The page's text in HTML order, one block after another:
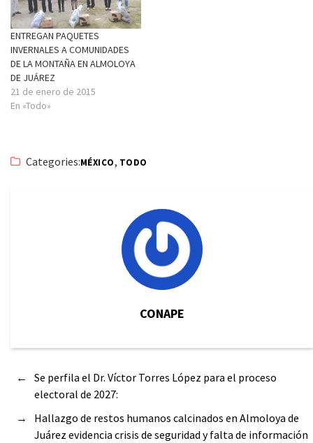
ENTREGAN PAQUETES
INVERNALES A COMUNIDADES
DE LA MONTAÑA EN ALMOLOYA
DE JUÁREZ
21 de enero de 2015
En «Todo»
Categories:MÉXICO, TODO
CONAPE
←
Se perfila el Dr. Víctor Torres López para el proceso
electoral de 2027:
→
Hallazgo de restos humanos calcinados en Almoloya de
Juárez evidencia crisis de seguridad y falta de información